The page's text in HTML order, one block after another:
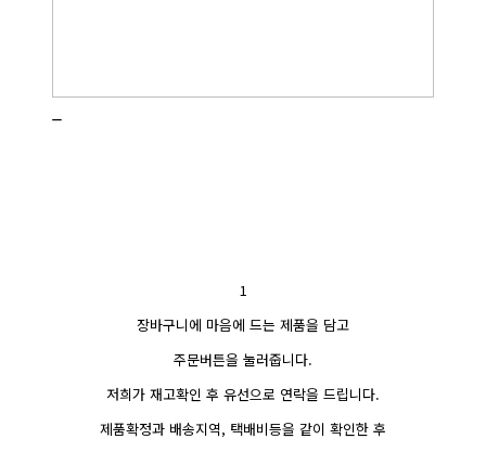
1
장바구니에 마음에 드는 제품을 담고
주문버튼을 눌러줍니다.
저희가 재고확인 후 유선으로 연락을 드립니다.
제품확정과 배송지역, 택배비등을 같이 확인한 후